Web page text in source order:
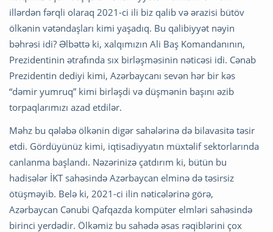
illərdən fərqli olaraq 2021-ci ili biz qalib və ərazisi bütöv
ölkənin vətəndaşları kimi yaşadıq. Bu qalibiyyət nəyin
bəhrəsi idi? Əlbəttə ki, xalqımızın Ali Baş Komandanının,
Prezidentinin ətrafında sıx birləşməsinin nəticəsi idi. Cənab
Prezidentin dediyi kimi, Azərbaycanı sevən hər bir kəs
“dəmir yumruq” kimi birləşdi və düşmənin başını əzib
torpaqlarımızı azad etdilər.
Məhz bu qələbə ölkənin digər sahələrinə də bilavasitə təsir
etdi. Gördüyünüz kimi, iqtisadiyyatın müxtəlif sektorlarında
canlanma başlandı. Nəzərinizə çatdırım ki, bütün bu
hadisələr İKT sahəsində Azərbaycan elminə də təsirsiz
ötüşməyib. Belə ki, 2021-ci ilin nəticələrinə görə,
Azərbaycan Cənubi Qafqazda kompüter elmləri sahəsində
birinci yerdədir. Ölkəmiz bu sahədə əsas rəqiblərini çox